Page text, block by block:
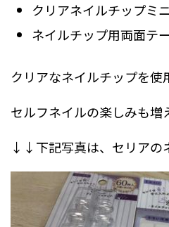
クリアネイルチップミ
ネイルチップ用両面テ
クリアなネイルチップを使
セルフネイルの楽しみも増
↓↓下記写真は、セリアの